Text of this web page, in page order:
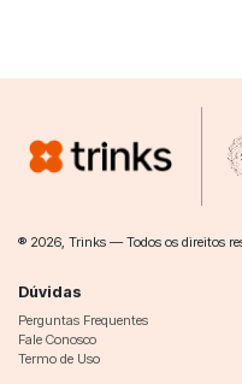
® 2026, Trinks — Todos os direitos
Dúvidas
Perguntas Frequentes
Fale Conosco
Termo de Uso